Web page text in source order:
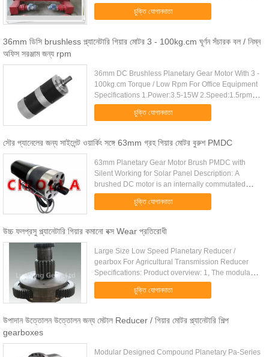
reserved screw holes. Motorized trolley makes the
rotator easy ...চুক্তি যোগানদাতা
36mm ডিসি brushless প্ল্যানেটারি গিয়ার মোটর 3 - 100kg.cm ঘূর্ণন সঁচারক বল / নিম্ন
অফিস সরঞ্জাম জন্য rpm
36mm DC Brushless Planetary Gear Motor With 3 -
100kg.cm Torque / Low Rpm For Office Equipment
Specifications 1.Power:3.5-15W 2.Speed:1.5rpm-
1500rpm 3.Specs can be customized 4.High
Torque,low rpm,hot sell 5 ...
চুক্তি যোগানদাতা
সৌর প্যানেলের জন্য সাইলেন্ট ওয়ার্কিং সঙ্গে 63mm গ্রহ গিয়ার মোটর বুরুশ PMDC
63mm Planetary Gear Motor Brush PMDC with
Silent Working for Solar Panel​ Description: A
brushed DC motor is an internally commutated
electric motor designed to be run from a direct
current power source. ...
চুক্তি যোগানদাতা
উচ্চ ফলপ্রসু প্ল্যানেটারি গিয়ার কমানো বক্স Wear প্রতিরোধী
Large Size Low Speed Planetary Reducer /
gearbox For Agricultural Transmission Reducer
Specifications: Product overview: 1, The modular
design of the planetary gear reducer, P series, can
be combined according ...
চুক্তি যোগানদাতা
উপাদান উত্তোলন উত্তোলন জন্য মেটাল Reducer / গিয়ার মোটর প্ল্যানেটারি শিল্প
gearboxes
Modular Designed Compound Planetary Pa-Series